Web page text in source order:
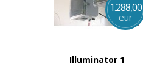
1.288,00
eur
Illuminator 1